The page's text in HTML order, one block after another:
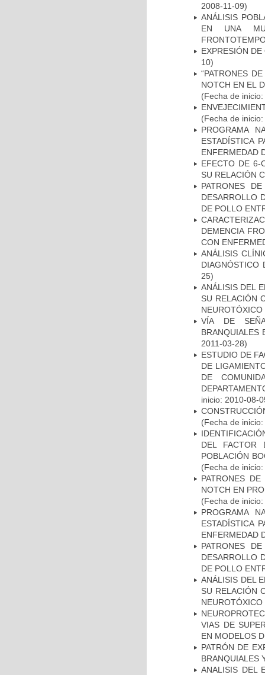
2008-11-09)
ANÁLISIS
EN UNA
EXPRESIÓN
10)
“PATRONES
NOTCH EN EL
(Fecha de
(Fecha de
PROGRAMA
ESTADÍSTICA
ENFERMEDAD
EFECTO DE 6-
SU RELACIÓN
PATRONES
DESARROLLO
DE POLLO
DEMENCIA
CON
ANÁLISIS
DIAGNÓSTICO
25)
ANÁLISIS DEL
SU RELACIÓN
NEUROTÓXICO
VÍA DE
BRANQUIALES
2011-03-28)
ESTUDIO DE
DE
DE
inicio: 2010-08-
(Fecha de
DEL FACTOR
POBLACIÓN
(Fecha de
PATRONES
NOTCH EN
(Fecha de
PROGRAMA
ESTADÍSTICA
ENFERMEDAD
PATRONES
DESARROLLO
DE POLLO
ANÁLISIS DEL
SU RELACIÓN
NEUROTÓXICO
VIAS DE
EN MODELOS
PATRÓN DE
BRANQUIALES
ANALISIS DEL